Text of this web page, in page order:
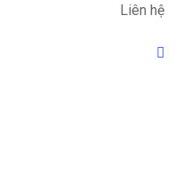
Liên hệ